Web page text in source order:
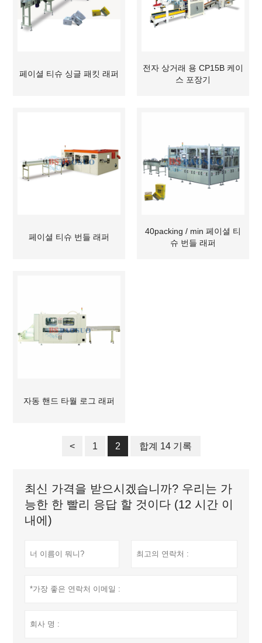
페이셜 티슈 싱글 패킷 래퍼
전자 상거래 용 CP15B 케이
스 포장기
페이셜 티슈 번들 래퍼
40packing / min 페이셜 티
슈 번들 래퍼
자동 핸드 타월 로그 래퍼
< 1 2 합계 14 기록
최신 가격을 받으시겠습니까? 우리는 가
능한 한 빨리 응답 할 것이다 (12 시간 이
내에)